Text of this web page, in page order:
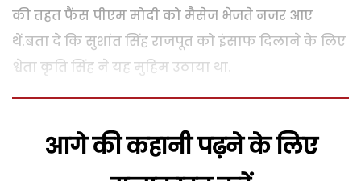
की तहत फैंस पीएम मोदी को मैसेज भेजते नजर आए
थें.बता दे कि सुशांत सिंह राजपूत को इंसाफ दिलाने के लिए
श्वेता कृति सिंह ने यह मुहिम उठाया था.
आगे की कहानी पढ़ने के लिए